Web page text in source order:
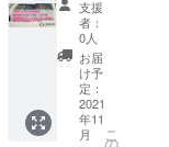
ン 上記
2点を、
ご登録
されて
いる住
所へ郵
便させ
て頂き
す】 ・
天然ダ
イヤモ
ンド
0.01ct
（直径
約1.3ｍ
ｍ）の
支援
者：
0人
お届
け予
定：
2021
年11
月
こ